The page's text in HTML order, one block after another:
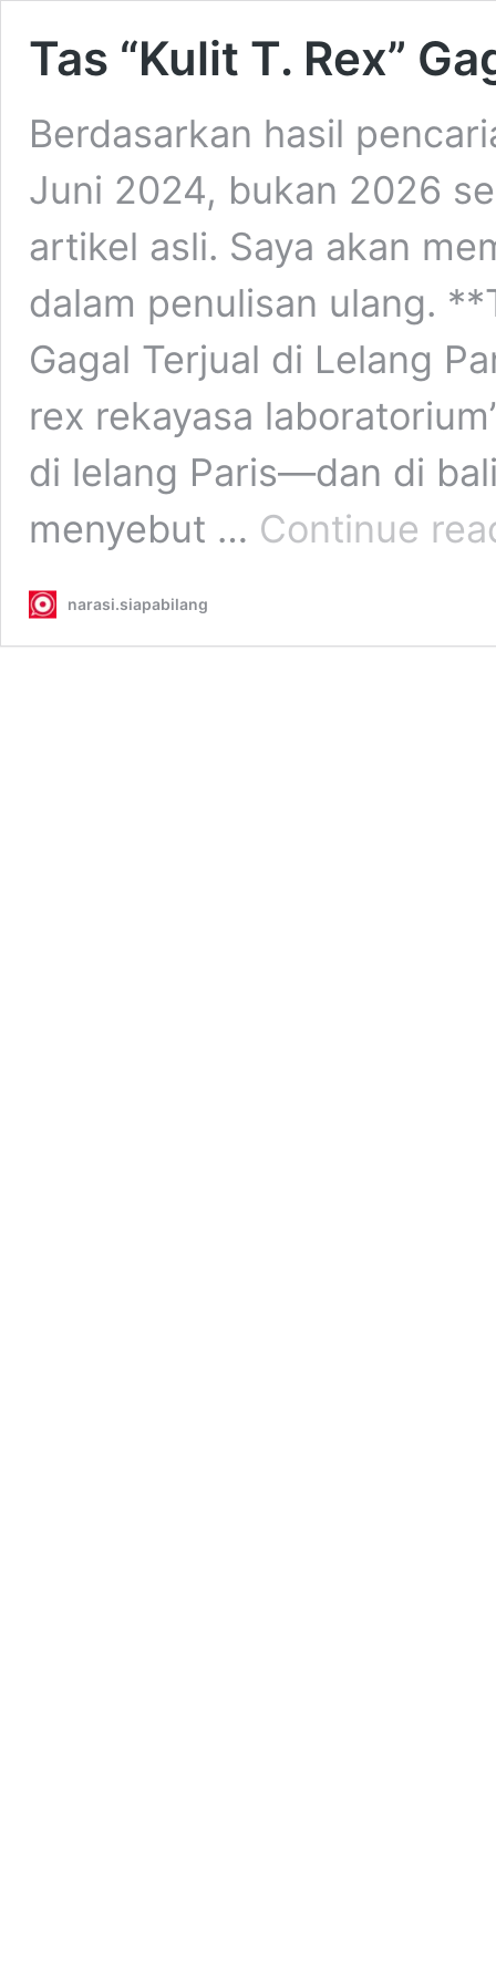
Tas “Kulit T. Rex”
Berdasarkan hasil
Juni 2024, bukan 2026
artikel asli. Saya akan
dalam penulisan ulang.
Gagal Terjual di Lelang
rex rekayasa
di lelang Paris—dan di
menyebut … Continue
narasi.siapabilang